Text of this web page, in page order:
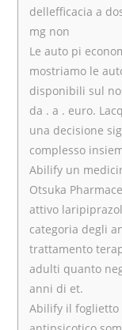
dellefficacia a
mg non
Le auto pi
mostriamo le
disponibili sul
da . a . euro.
una decisione
complesso
Abilify un
Otsuka
attivo
categoria degli
trattamento
adulti quanto
anni di et.
Abilify il